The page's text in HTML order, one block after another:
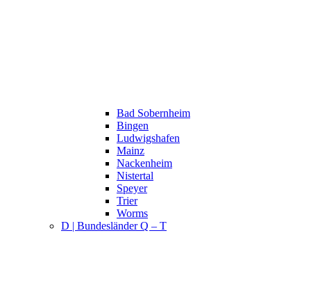
Bad Sobernheim
Bingen
Ludwigshafen
Mainz
Nackenheim
Nistertal
Speyer
Trier
Worms
D | Bundesländer Q – T